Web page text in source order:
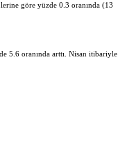
göre yüzde 0.3 oranında (13
5.6 oranında arttı. Nisan itibariyle